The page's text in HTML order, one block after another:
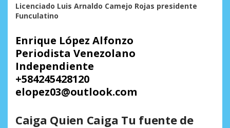
Licenciado Luis Arnaldo Camejo Rojas presidente
Funculatino
Enrique López Alfonzo
Periodista Venezolano
Independiente
+584245428120
elopez03@outlook.com
Caiga Quien Caiga Tu fuente de